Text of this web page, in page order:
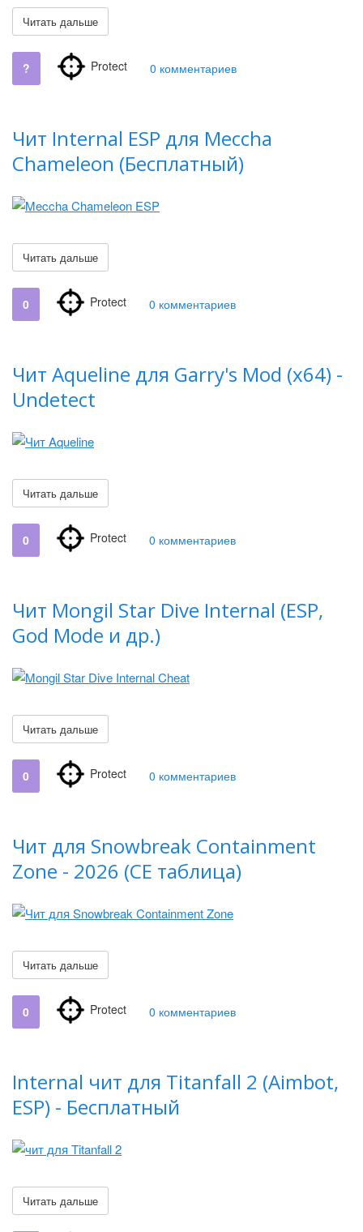
Читать дальше
? Protect 0 комментариев
Чит Internal ESP для Meccha
Chameleon (Бесплатный)
Читать дальше
0 Protect 0 комментариев
Чит Aqueline для Garry's Mod (x64) -
Undetect
Читать дальше
0 Protect 0 комментариев
Чит Mongil Star Dive Internal (ESP,
God Mode и др.)
Читать дальше
0 Protect 0 комментариев
Чит для Snowbreak Containment
Zone - 2026 (CE таблица)
Читать дальше
0 Protect 0 комментариев
Internal чит для Titanfall 2 (Aimbot,
ESP) - Бесплатный
Читать дальше